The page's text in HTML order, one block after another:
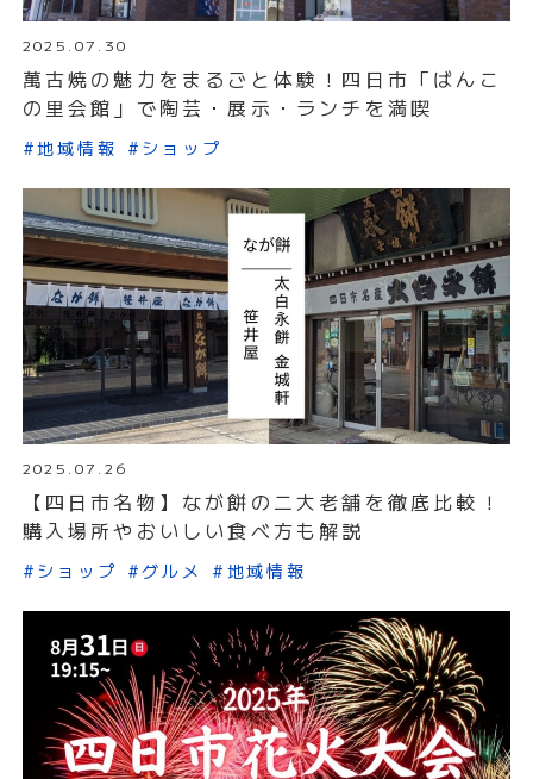
2025.07.30
萬古焼の魅力をまるごと体験！四日市「ばんこ
の里会館」で陶芸・展示・ランチを満喫
#地域情報 #ショップ
2025.07.26
【四日市名物】なが餅の二大老舗を徹底比較！
購入場所やおいしい食べ方も解説
#ショップ #グルメ #地域情報